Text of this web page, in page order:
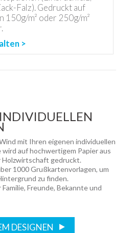
Falz). Gedruckt auf
150g/m² oder 250g/m²
>
mit Ihren eigenen individuellen
auf hochwertigem Papier aus
Holzwirtschaft gedruckt.
1000 Grußkartenvorlagen, um
zu finden.
Freunde, Bekannte und
DESIGNEN